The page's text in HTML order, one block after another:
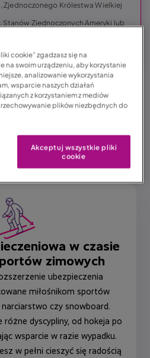
Zjednoczonego Królestwa Wielkiej
Stanów Zjednoczonych Ameryki lub
wykupić
–
w LINK4?
w czasie
zimowych
ubezpieczenia
miłośnikom sportów
czy snowboard.
różne dyscypliny, od hokeja po
wsparcie w razie wypadku.
w pełni cieszyć się radością
cookie” zgadzasz się na
na swoim urządzeniu, aby korzystanie
analizowanie wykorzystania
wsparcie naszych działań
z korzystaniem z mediów
plików niezbędnych do
Akceptuj wszystkie pliki
cookie